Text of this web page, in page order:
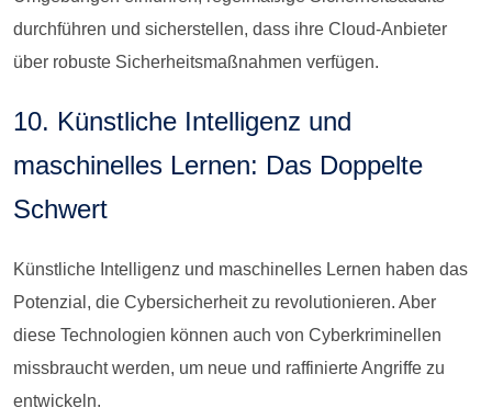
durchführen und sicherstellen, dass ihre Cloud-Anbieter
über robuste Sicherheitsmaßnahmen verfügen.
10. Künstliche Intelligenz und
maschinelles Lernen: Das Doppelte
Schwert
Künstliche Intelligenz und maschinelles Lernen haben das
Potenzial, die Cybersicherheit zu revolutionieren. Aber
diese Technologien können auch von Cyberkriminellen
missbraucht werden, um neue und raffinierte Angriffe zu
entwickeln.